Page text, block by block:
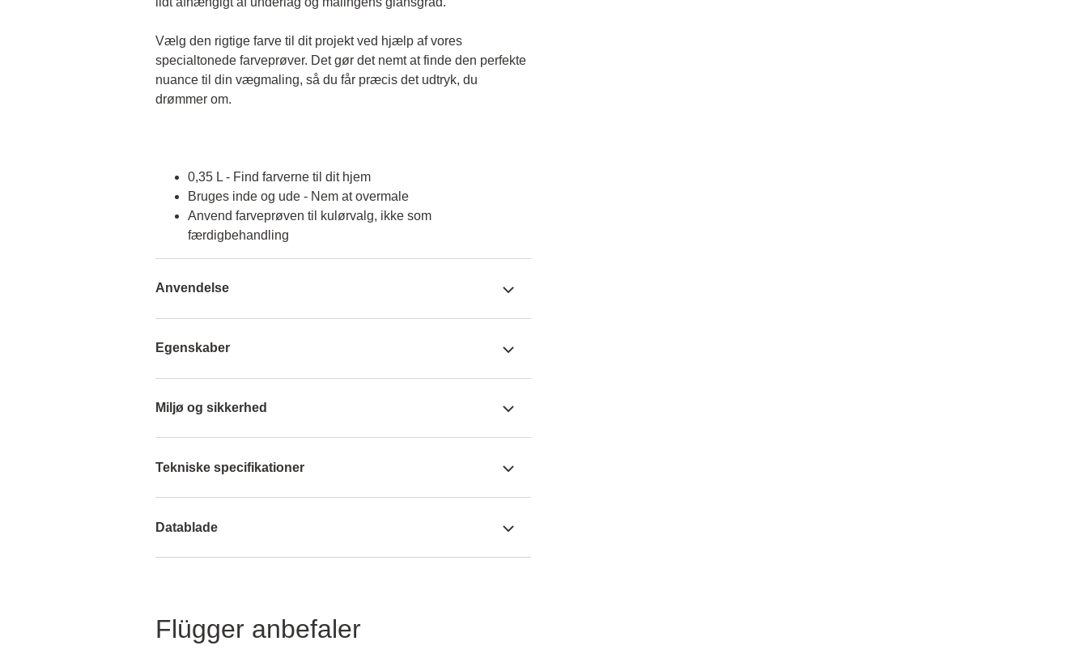
Vælg den rigtige farve til dit projekt ved hjælp af vores
specialtonede farveprøver. Det gør det nemt at finde den perfekte
nuance til din vægmaling, så du får præcis det udtryk, du
drømmer om.
0,35 L - Find farverne til dit hjem
Bruges inde og ude - Nem at overmale
Anvend farveprøven til kulørvalg, ikke som
færdigbehandling
Anvendelse
Egenskaber
Miljø og sikkerhed
Tekniske specifikationer
Datablade
Flügger anbefaler